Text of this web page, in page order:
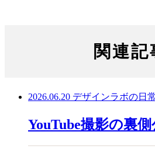
関連記
2026.06.20 デザインラボの日常
YouTube撮影の裏側